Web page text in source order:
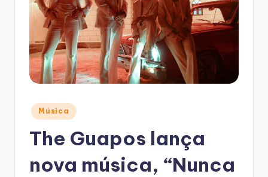
Posted
in
Música
The Guapos lança
nova música, “Nunca